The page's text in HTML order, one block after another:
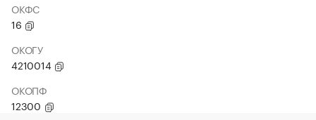
ОКФС
16
ОКОГУ
4210014
ОКОПФ
12300